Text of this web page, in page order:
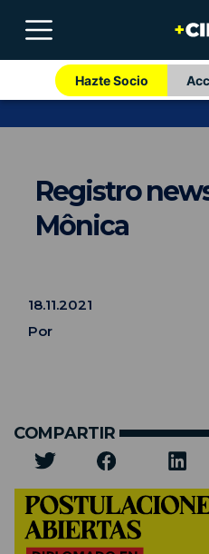
Hazte Socio
Registro
Mônica
18.11.2021
Por
COMPARTIR